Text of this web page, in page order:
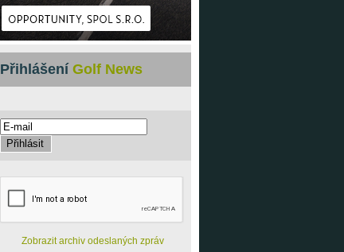
Přihlášení Golf News
Zobrazit archiv odeslaných zpráv